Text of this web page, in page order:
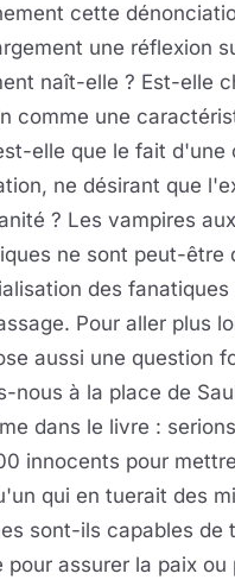
cette
une réflexion
naît-elle ? Est-elle
comme une
elle que le fait d'une
ne désirant que
? Les vampires
ne sont peut-être
des
Pour aller plus
aussi une question
nous à la place de
dans le livre :
innocents pour
qui en tuerait des
sont-ils capables de
pour assurer la paix ou